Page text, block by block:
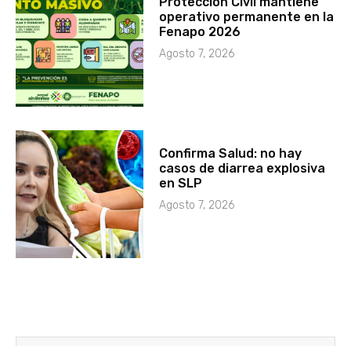
operativo permanente en la
Fenapo 2026
Agosto 7, 2026
Confirma Salud: no hay
casos de diarrea explosiva
en SLP
Agosto 7, 2026